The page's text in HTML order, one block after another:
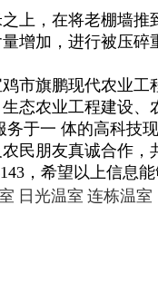
上，在将老棚墙
增加，进行被压
市旗鹏现代农业
态农业工程建设、
于一 体的高科技
民朋友真诚合作
，希望以上信息
日光温室 连栋温室